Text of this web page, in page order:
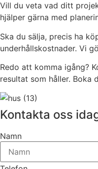
Vill du veta vad ditt
hjälper gärna med
Ska du sälja, precis ha
underhållskostnader. Vi
Redo att komma igång?
resultat som håller.
Kontakta oss
Namn